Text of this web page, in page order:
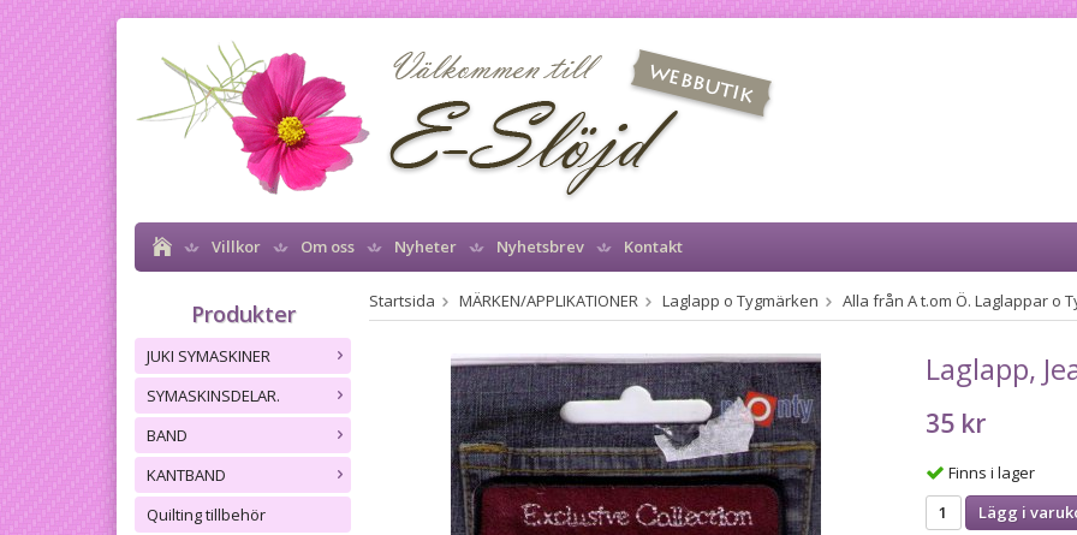
Villkor Om oss Nyheter Nyhetsbrev Kontakt
Produkter
JUKI SYMASKINER
SYMASKINSDELAR.
BAND
KANTBAND
Quilting tillbehör
Startsida MÄRKEN/APPLIKATIONER Laglapp o Tygmärken Alla från A t.om Ö. Laglappar o
Laglapp,
35 kr
Finns i lager
Lägg i